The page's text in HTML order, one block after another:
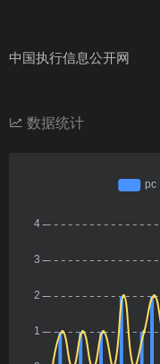
中国执行信息公开网
数据统计